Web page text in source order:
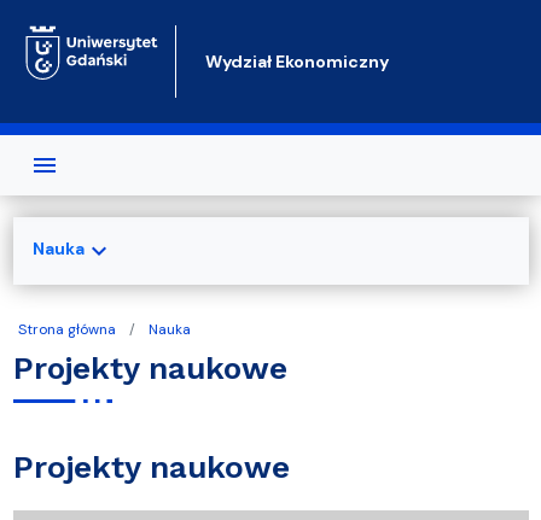
Wydział Ekonomiczny
Strona główna Nauka
Projekty naukowe
Projekty naukowe
Naukaexpand_more